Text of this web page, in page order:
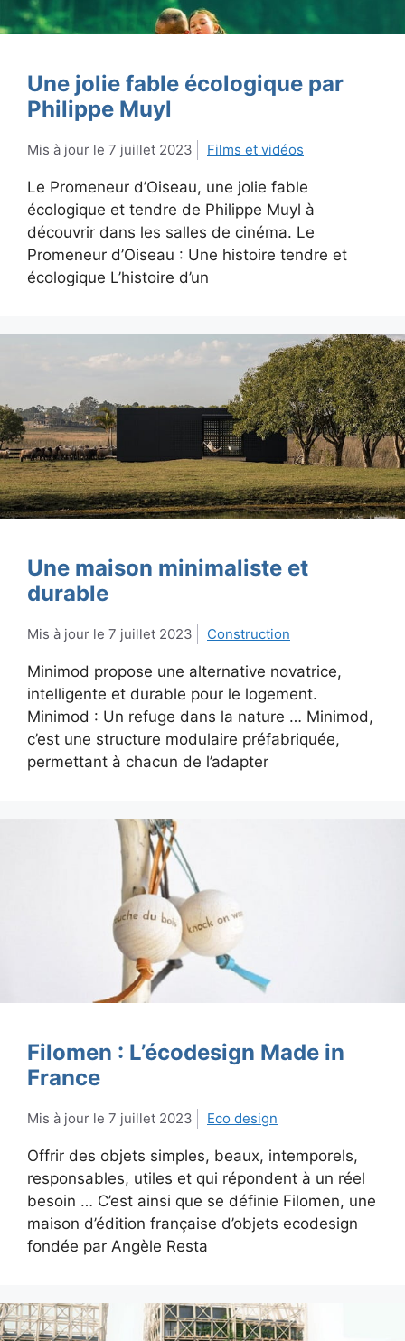
Une jolie fable écologique par
Philippe Muyl
7 juillet 2023 Films et vidéos
Le Promeneur d’Oiseau, une jolie fable
écologique et tendre de Philippe Muyl à
découvrir dans les salles de cinéma. Le
Promeneur d’Oiseau : Une histoire tendre et
écologique L’histoire d’un
Une maison minimaliste et
durable
7 juillet 2023 Construction
Minimod propose une alternative novatrice,
intelligente et durable pour le logement.
Minimod : Un refuge dans la nature … Minimod,
c’est une structure modulaire préfabriquée,
permettant à chacun de l’adapter
Filomen : L’écodesign Made in
France
7 juillet 2023 Eco design
Offrir des objets simples, beaux, intemporels,
responsables, utiles et qui répondent à un réel
besoin … C’est ainsi que se définie Filomen, une
maison d’édition française d’objets ecodesign
fondée par Angèle Resta